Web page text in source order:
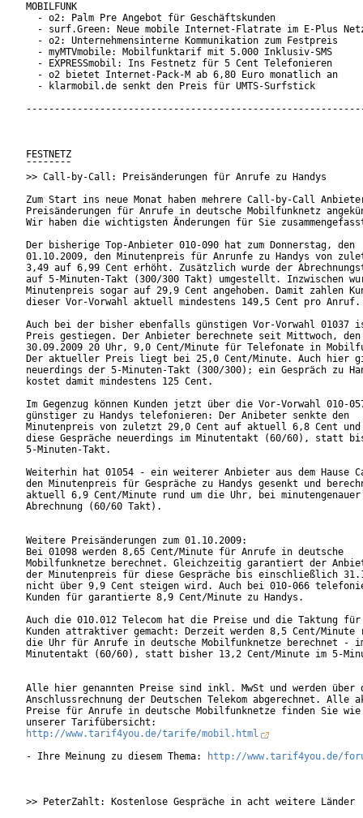
MOBILFUNK
  - o2: Palm Pre Angebot für Geschäftskunden
- surf.Green: Neue mobile Internet-Flatrate im E-Plus
  - o2: Unternehmensinterne Kommunikation zum Festpreis
  - myMTVmobile: Mobilfunktarif mit 5.000 Inklusiv-SMS
  - EXPRESSmobil: Ins Festnetz für 5 Cent Telefonieren
  - o2 bietet Internet-Pack-M ab 6,80 Euro monatlich an
  - klarmobil.de senkt den Preis für UMTS-Surfstick
FESTNETZ
¯¯¯¯¯¯¯¯
>> Call-by-Call: Preisänderungen für Anrufe zu Handys
Zum Start ins neue Monat haben mehrere Call-by-Call
Preisänderungen für Anrufe in deutsche Mobilfunknetz
Wir haben die wichtigsten Änderungen für Sie
Der bisherige Top-Anbieter 010-090 hat zum Donnerstag, den
01.10.2009, den Minutenpreis für Anrunfe zu Handys von
3,49 auf 6,99 Cent erhöht. Zusätzlich wurde der
auf 5-Minuten-Takt (300/300 Takt) umgestellt. Inzwischen
Minutenpreis sogar auf 29,9 Cent angehoben. Damit zahlen
dieser Vor-Vorwahl aktuell mindestens 149,5 Cent pro Anruf.
Auch bei der bisher ebenfalls günstigen Vor-Vorwahl 01037
Preis gestiegen. Der Anbieter berechnete seit Mittwoch, den
30.09.2009 20 Uhr, 9,0 Cent/Minute für Telefonate in
Der aktueller Preis liegt bei 25,0 Cent/Minute. Auch hier
neuerdings der 5-Minuten-Takt (300/300); ein Gespräch zu
kostet damit mindestens 125 Cent.
Im Gegenzug können Kunden jetzt über die Vor-Vorwahl 010-
günstiger zu Handys telefonieren: Der Anibeter senkte den
Minutenpreis von zuletzt 29,0 Cent auf aktuell 6,8 Cent und
diese Gespräche neuerdings im Minutentakt (60/60), statt
5-Minuten-Takt.
Weiterhin hat 01054 - ein weiterer Anbieter aus dem Hause
den Minutenpreis für Gespräche zu Handys gesenkt und
aktuell 6,9 Cent/Minute rund um die Uhr, bei minutengenauer
Abrechnung (60/60 Takt).
Weitere Preisänderungen zum 01.10.2009:
Bei 01098 werden 8,65 Cent/Minute für Anrufe in deutsche
Mobilfunknetze berechnet. Gleichzeitig garantiert der
der Minutenpreis für diese Gespräche bis einschließlich
nicht über 9,9 Cent steigen wird. Auch bei 010-066
Kunden für garantierte 8,9 Cent/Minute zu Handys.
Auch die 010.012 Telecom hat die Preise und die Taktung
Kunden attraktiver gemacht: Derzeit werden 8,5 Cent/Minute
die Uhr für Anrufe in deutsche Mobilfunknetze berechnet -
Minutentakt (60/60), statt bisher 13,2 Cent/Minute im 5-
Alle hier genannten Preise sind inkl. MwSt und werden über
Anschlussrechnung der Deutschen Telekom abgerechnet. Alle
Preise für Anrufe in deutsche Mobilfunknetze finden Sie wie
http://www.tarif4you.de/tarife/mobil.html
- Ihre Meinung zu diesem Thema:
http://www.tarif4you.de/
>> PeterZahlt: Kostenlose Gespräche in acht weitere Länder